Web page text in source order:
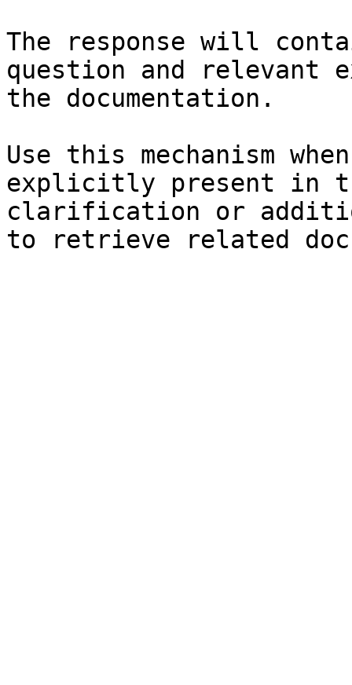
The response will
question and relevant
the documentation.
Use this mechanism
explicitly present in
clarification or